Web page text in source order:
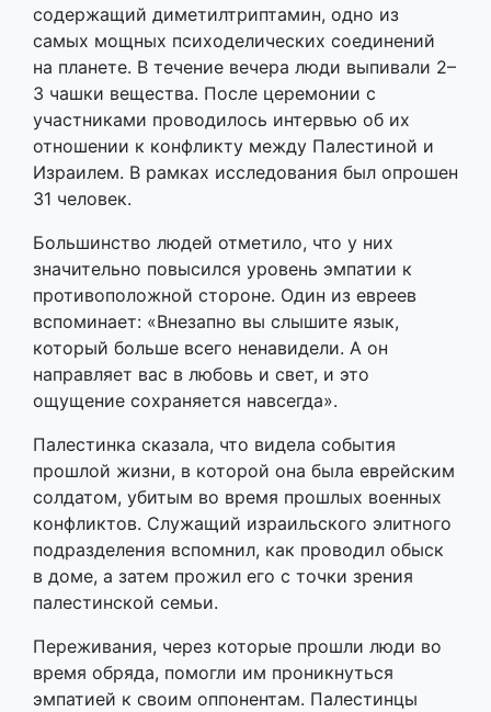
содержащий диметилтриптамин, одно из
самых мощных психоделических соединений
на планете. В течение вечера люди выпивали 2–
3 чашки вещества. После церемонии с
участниками проводилось интервью об их
отношении к конфликту между Палестиной и
Израилем. В рамках исследования был опрошен
31 человек.
Большинство людей отметило, что у них
значительно повысился уровень эмпатии к
противоположной стороне. Один из евреев
вспоминает: «Внезапно вы слышите язык,
который больше всего ненавидели. А он
направляет вас в любовь и свет, и это
ощущение сохраняется навсегда».
Палестинка сказала, что видела события
прошлой жизни, в которой она была еврейским
солдатом, убитым во время прошлых военных
конфликтов. Служащий израильского элитного
подразделения вспомнил, как проводил обыск
в доме, а затем прожил его с точки зрения
палестинской семьи.
Переживания, через которые прошли люди во
время обряда, помогли им проникнуться
эмпатией к своим оппонентам. Палестинцы